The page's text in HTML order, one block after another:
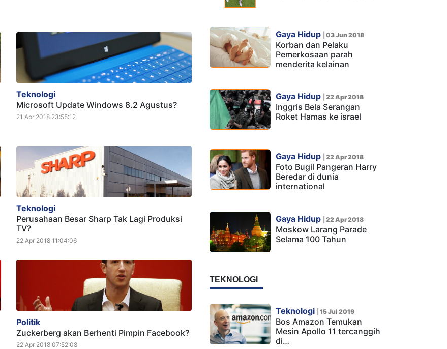
Teknologi
Microsoft Update Windows 8.2 Agustus?
21 Apr 2018 23:55:12
Teknologi
Perusahaan Besar Sharp Tak Lagi Produksi
TV?
22 Apr 2018 11:04:06
Politik
Zuckerberg akan Berhenti Pimpin Facebook?
22 Apr 2018 07:52:08
Gaya Hidup 03 Jun 2018
Korban dan Pelaku
Pemerkosaan parah
menderita kelainan
Gaya Hidup 22 Apr 2018
Inggris Bela Serangan
Roket Hamas ke israel
Gaya Hidup 22 Apr 2018
Foto Bugil Pangeran Harry
Beredar di dunia
international
Gaya Hidup 22 Apr 2018
Moskow Larang Parade
Selama 100 Tahun
TEKNOLOGI
Teknologi 15 Jul 2019
Bos Amazon Temukan
Mesin Apollo 11 tercanggih
di…